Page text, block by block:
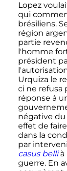
Lopez
qui
brésiliens.
région
partie
l'homme
président
Urquiza le
ci ne refusa
réponse à
négative du
effet de
dans la
par
casus bellià
guerre. En